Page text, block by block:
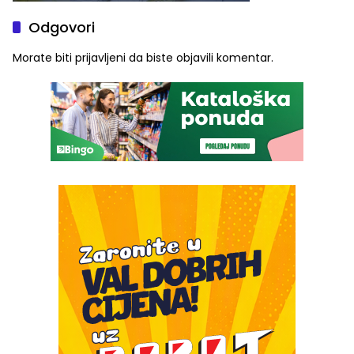
Odgovori
Morate biti prijavljeni da biste objavili komentar.